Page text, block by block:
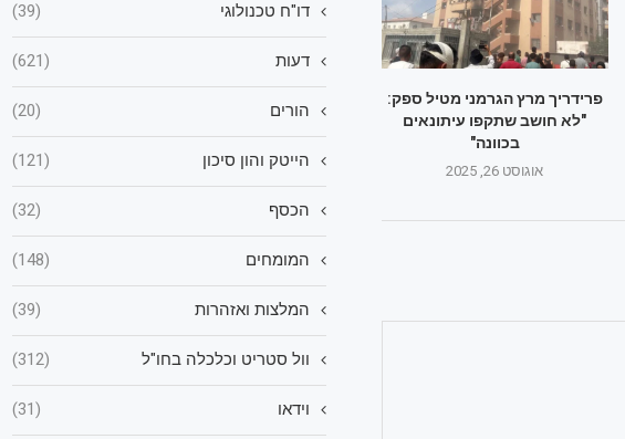
פרידריך מרץ הגרמני מטיל ספק:
"לא חושב שתקפו עיתונאים
בכוונה"
אוגוסט 26, 2025
דו"ח טכנולוגי (39)
דעות (621)
הורים (20)
הייטק והון סיכון (121)
הכסף (32)
המומחים (148)
המלצות ואזהרות (39)
וול סטריט וכלכלה בחו"ל (312)
וידאו (31)